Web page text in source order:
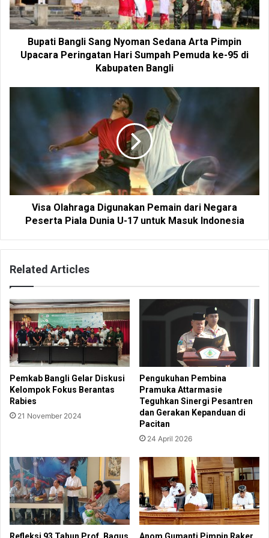
Bupati Bangli Sang Nyoman Sedana Arta Pimpin
Upacara Peringatan Hari Sumpah Pemuda ke-95 di
Kabupaten Bangli
Visa Olahraga Digunakan Pemain dari Negara
Peserta Piala Dunia U-17 untuk Masuk Indonesia
Related Articles
Pemkab Bangli Gelar Diskusi
Kelompok Fokus Berantas
Rabies
21 November 2024
Pengukuhan Pembina
Pramuka Attarmasie
Teguhkan Sinergi Pesantren
dan Gerakan Kepanduan di
Pacitan
24 April 2026
Refleksi 93 Tahun Prof. Bagus Anom Gumanti Pimpin Raker